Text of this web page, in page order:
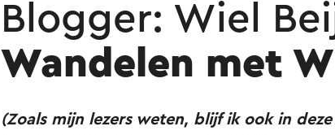
Blogger: Wiel
Wandelen met
(Zoals mijn lezers weten, blijf ik ook in